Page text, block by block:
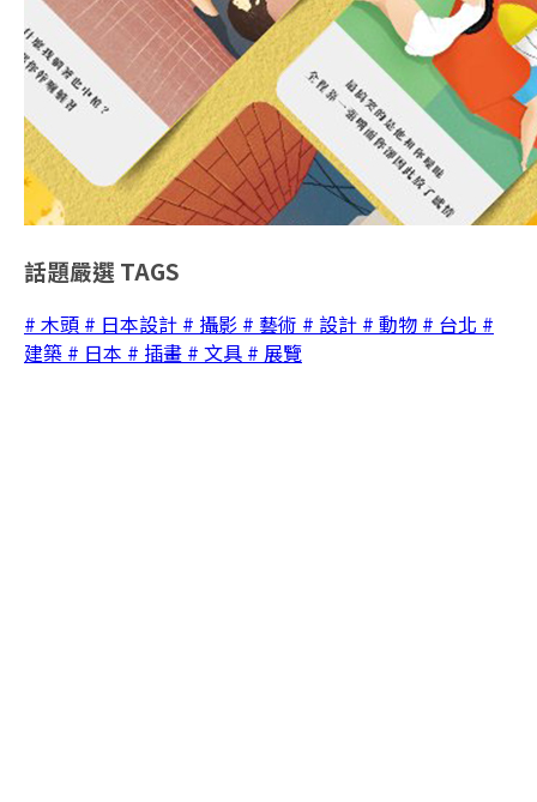
話題嚴選 TAGS
# 木頭 # 日本設計 # 攝影 # 藝術 # 設計 # 動物 # 台北 #
建築 # 日本 # 插畫 # 文具 # 展覽